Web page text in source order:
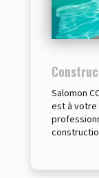
Salomon
est à votre